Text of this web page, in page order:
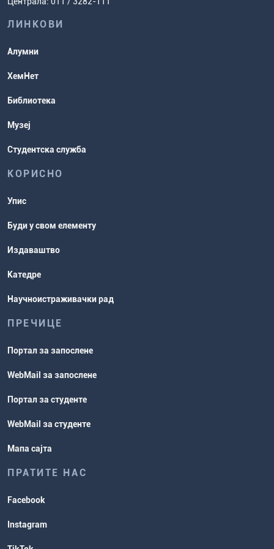
Повереник за равноправност
Студентске организације
рокови
испита
ЛИНКОВИ
Алумни
ХемНет
Библиотека
Музеј
Студентска служба
КОРИСНО
Упис
Буди у свом елементу
Издаваштво
Катедре
Научноистраживачки рад
ПРЕЧИЦЕ
Портал за запослене
WebMail за запослене
Портал за студенте
WebMail за студенте
Мапа сајта
ПРАТИТЕ НАС
Facebook
Instagram